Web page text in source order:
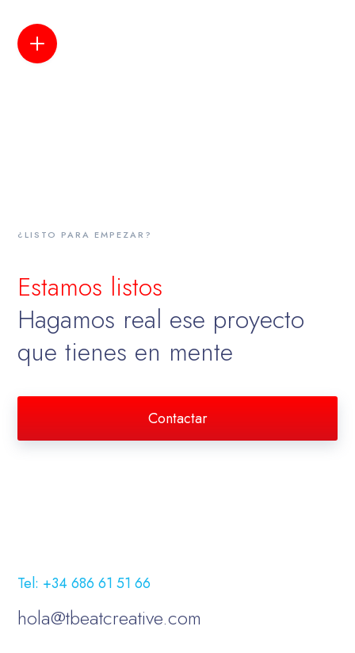
¿LISTO PARA EMPEZAR?
Estamos listos
Hagamos real ese proyecto
que tienes en mente
Contactar
Tel: +34 686 61 51 66
hola@tbeatcreative.com